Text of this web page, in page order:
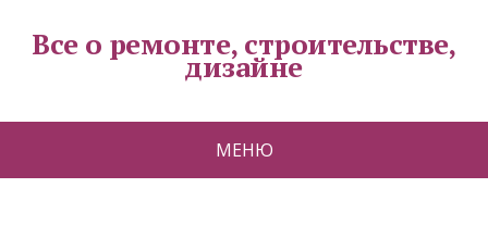
Все о ремонте, строительстве,
дизайне
МЕНЮ